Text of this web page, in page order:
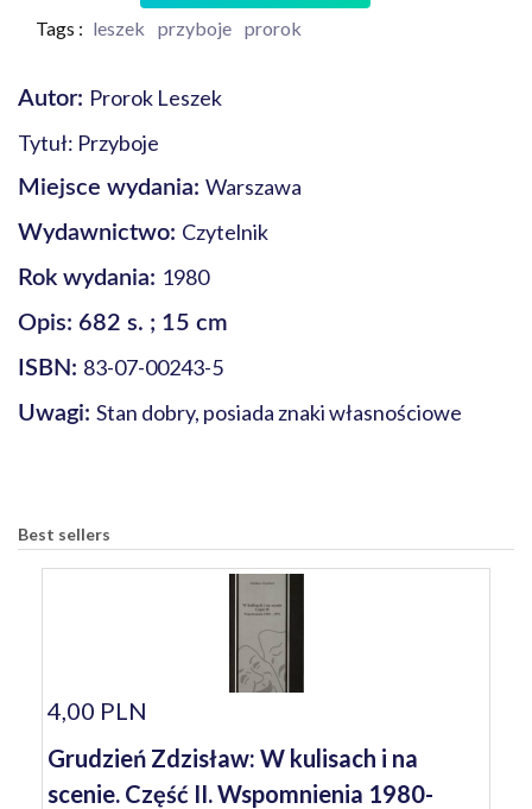
Tags : leszek przyboje prorok
Autor: Prorok Leszek
Tytuł: Przyboje
Miejsce wydania: Warszawa
Wydawnictwo: Czytelnik
Rok wydania: 1980
Opis: 682 s. ; 15 cm
ISBN: 83-07-00243-5
Uwagi: Stan dobry, posiada znaki własnościowe
Best sellers
4,00 PLN
Grudzień Zdzisław: W kulisach i na
scenie. Część II. Wspomnienia 1980-